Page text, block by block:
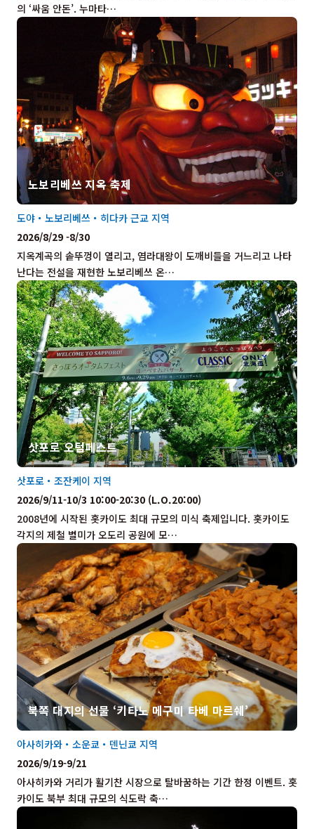
의 ‘싸움 안돈’. 누마타…
노보리베쓰 지옥 축제
지옥계곡의 솥뚜껑이 열리고, 염라대왕이 도깨비들을 거느리고 나타
난다는 전설을 재현한 노보리베쓰 온…
도야・노보리베쓰・히다카 근교 지역
2026/8/29 -8/30
삿포로 오텀페스트
2008년에 시작된 홋카이도 최대 규모의 미식 축제입니다. 홋카이도
각지의 제철 별미가 오도리 공원에 모…
삿포로・조잔케이 지역
2026/9/11-10/3 10:00-20:30 (L.O.20:00)
북쪽 대지의 선물 ‘키타노 메구미 타베 마르쉐’
아사히카와 거리가 활기찬 시장으로 탈바꿈하는 기간 한정 이벤트. 홋
카이도 북부 최대 규모의 식도락 축…
아사히카와・소운쿄・덴닌쿄 지역
2026/9/19-9/21